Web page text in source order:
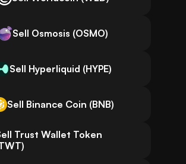
Sell Osmosis (OSMO)
Sell Hyperliquid (HYPE)
Sell Binance Coin (BNB)
Trust Wallet Token